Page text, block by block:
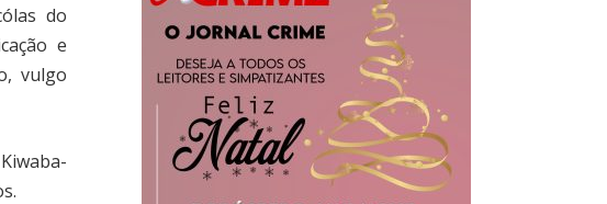
do
e
vulgo